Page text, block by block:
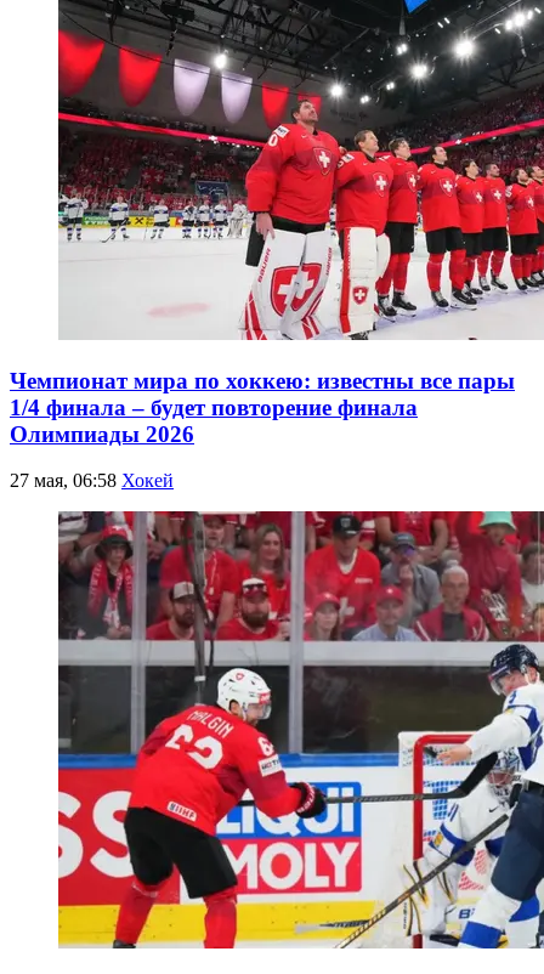
Чемпионат мира по хоккею: известны все пары
1/4 финала – будет повторение финала
Олимпиады 2026
27 мая, 06:58 Хокей